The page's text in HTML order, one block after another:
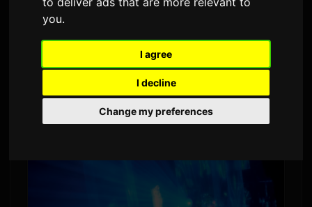
you.
I agree
I decline
Change my preferences
द्वाराSam 2 जून 2026
अंग्रेजी से अनुवादित
मोका कामिशिराईशी के नेतृत्व वाले प्रोजेक्ट एडियू ने केटी ज़ेप
योकोहामा में एक सोल्ड-आउट प्रीमियम लाइव प्रदर्शन किया।